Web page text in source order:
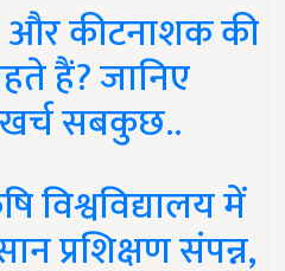
और कीटनाशक की
हैं? जानिए
खर्च सबकुछ..
विश्वविद्यालय में
प्रशिक्षण संपन्न,